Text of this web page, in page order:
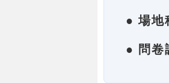
● 場地
● 問卷